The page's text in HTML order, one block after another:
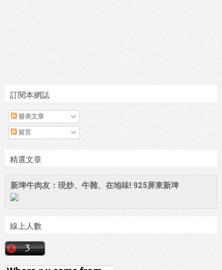
訂閱本網誌
發表文章
留言
精選文章
新埤牛肉友：現炒、牛雜、在地味! 925屏東新埤
線上人數